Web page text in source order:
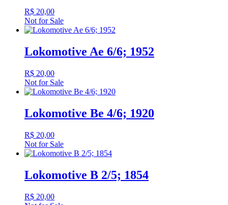
R$ 20,00
Not for Sale
Lokomotive Ae 6/6; 1952
R$ 20,00
Not for Sale
Lokomotive Be 4/6; 1920
R$ 20,00
Not for Sale
Lokomotive B 2/5; 1854
R$ 20,00